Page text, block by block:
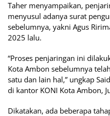
Taher menyampaikan,
menyusul adanya surat
sebelumnya, yakni Agus
2025 lalu.
“Proses penjaringan ini
Kota Ambon sebelumnya
satu dan lain hal,” ungkap
di kantor KONI Kota Ambon,
Dikatakan, ada beberapa